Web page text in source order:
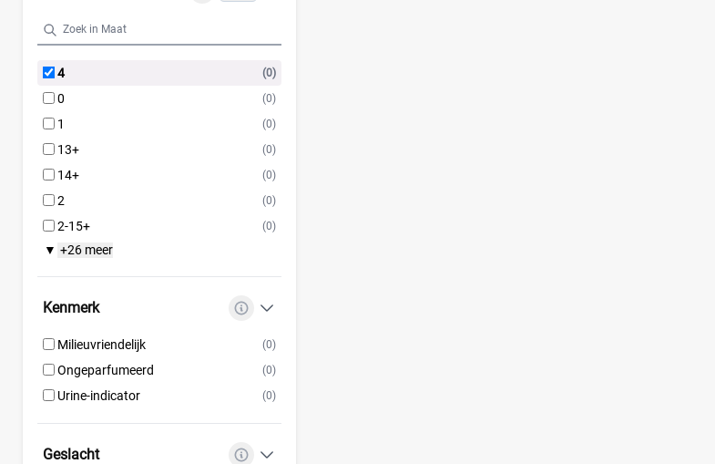
4 (0)
0 (0)
1 (0)
13+ (0)
14+ (0)
2 (0)
2-15+ (0)
▼ +26 meer
Kenmerk
Milieuvriendelijk (0)
Ongeparfumeerd (0)
Urine-indicator (0)
Geslacht